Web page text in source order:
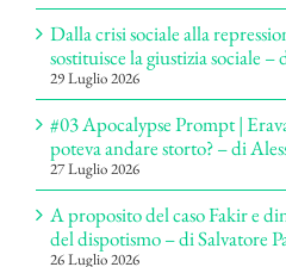
Dalla crisi sociale alla
sostituisce la giustizia sociale
29 Luglio 2026
#03 Apocalypse Prompt |
poteva andare storto? – di
27 Luglio 2026
A proposito del caso Fakir e
del dispotismo – di Salvatore
26 Luglio 2026